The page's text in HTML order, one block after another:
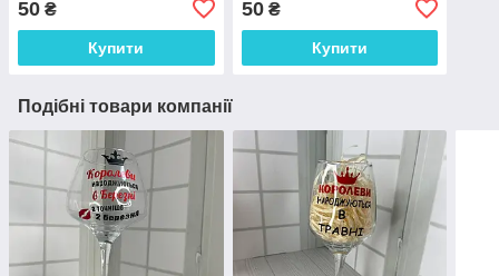
50 ₴
Купити
50₴
Купити
Подібні товари компанії